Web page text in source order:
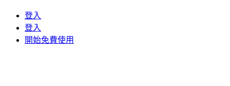
登入
登入
開始免費使用